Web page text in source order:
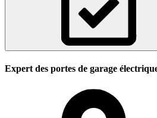
Expert des portes de garage